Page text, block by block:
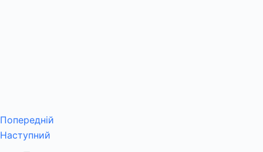
Попередній
Наступний